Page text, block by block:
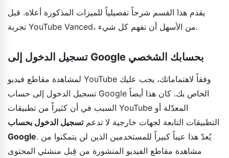
يقدم هذا القسم شرحاً تفصيلياً للميزات المذكورة أعلاه. قبل
تجربة YouTube Vanced، من الأسهل أن تفهم كل شيء.
تسجيل الدخول إلى Google بحسابك الشخصي
لمشاهدة مقاطع فيديو YouTube وفقاً لاهتماماتك، يجب عليك
تسجيل الدخول إلى حساب Google الخاص بك. كان هذا أيضاً
السبب في أن كثيراً من تطبيقات YouTube المعدّلة أو
التطبيقات التابعة لجهات خارجية لا تدعمتسجيل الدخول بحساب
Google. يُعدّ هذا عيباً كبيراً للمستخدمين الذين لن يتمكنوا من
مشاهدة مقاطع الفيديو المنشورة من قِبل منشئي المحتوى